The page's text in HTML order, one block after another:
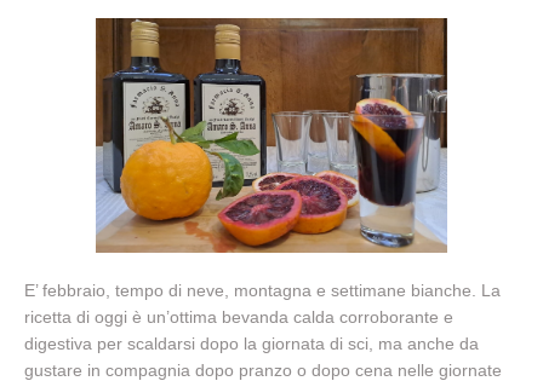
E’ febbraio, tempo di neve, montagna e settimane bianche. La
ricetta di oggi è un’ottima bevanda calda corroborante e
digestiva per scaldarsi dopo la giornata di sci, ma anche da
gustare in compagnia dopo pranzo o dopo cena nelle giornate